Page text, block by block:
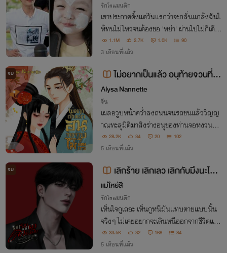
รักโรแมนติก
เขาประกาศตั้งแต่วันแรกว่าจะกลั่นแกล้งฉันใ
ห้ทนไม่ไหวจนต้องขอ 'หย่า' ผ่านไปไม่กี่เดือ
นเหตุไฉนมาเสกเด็กเข้าท้องอีกคนกันเล่าไอ้
คุณ ผอ.
1.1M 2.7K 1.0K 90
3 เดือนที่แล้ว
จบ
ไม่อยากเป็นแล้ว อนุท้ายจวนที่ท่า
นไม่ต้องการ [จบ]
Alysa Nannette
จีน
เผลอวูบหน้าคว่ำลงถนนจนรถชนแล้ววิญญ
าณทะลุมิติมาสิงร่างอนุของท่านจอหงวนที่มี
ใจรักมั่นสตรีอื่น ทุกอย่างก็เกือบจะดีอยู่แล้ว
ถ้าไม่ใช่เพราะฮูหยินผู้เฒ่าอยากได้เหลนจนสั
28.2K 34 20 102
5 เดือนที่แล้ว
จบ
เลิกร้าย เลิกเลว เลิกกับมึงนะไอ้น๊
อต (อ่านฟรี) | มีอีบุ๊ก
แม่ใหย่สี
รักโรแมนติก
เห็นใจกูเถอะ เห็นกูหนีมันแทบตายแบบนั้น
จริงๆ ไม่เคยอยากจะเดินหนีออกจากชีวิตแม่ง
เลย แต่ถ้ากูอยู่ต่อไปกูนี่แหละจะตายเองอะ...
33.5K 32 168 84
5 เดือนที่แล้ว